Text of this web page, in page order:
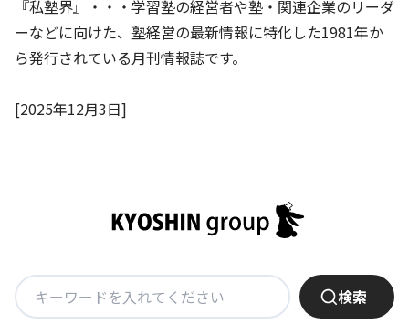
フランチャイズ事業
ソーシャルメディア公式アカウント
立木奨学金
価値創造の取り組み
DX（デジタル変革）
卓越した安全・安心を目指して
基本方針
安全と安心への取り組み
ディスクロージャーポリシー
よくあるご質問
IRお問合せ
保育事業 採用
日本語教育事業 採用
『私塾界』・・・学習塾の経営者や塾・関連企業のリーダ
ーなどに向けた、塾経営の最新情報に特化した1981年か
ら発行されている月刊情報誌です。
[2025年12月3日]
検
索:
検索